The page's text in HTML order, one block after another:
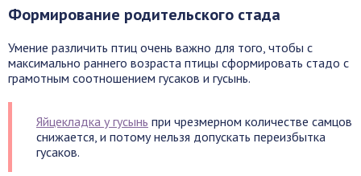
Формирование родительского стада
Умение различить птиц очень важно для того, чтобы с
максимально раннего возраста птицы сформировать стадо с
грамотным соотношением гусаков и гусынь.
Яйцекладка у гусынь при чрезмерном количестве самцов
снижается, и потому нельзя допускать переизбытка
гусаков.